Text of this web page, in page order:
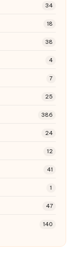
34
18
38
4
7
25
386
24
12
41
1
47
140